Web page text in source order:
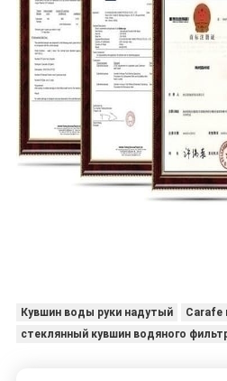
Кувшин воды руки надутый
Carafe
стеклянный кувшин водяного